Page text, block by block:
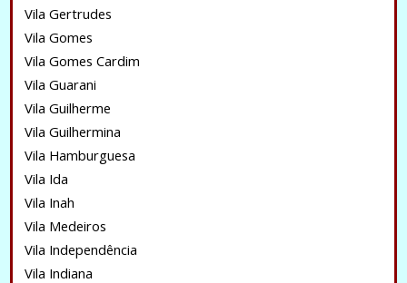
Vila Gertrudes
Vila Gomes
Vila Gomes Cardim
Vila Guarani
Vila Guilherme
Vila Guilhermina
Vila Hamburguesa
Vila Ida
Vila Inah
Vila Medeiros
Vila Independência
Vila Indiana